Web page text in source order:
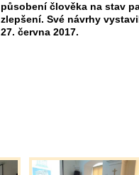
působení člověka na stav
zlepšení. Své návrhy
27. června 2017.